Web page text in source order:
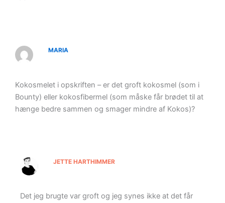
MARIA
Kokosmelet i opskriften – er det groft kokosmel (som i
Bounty) eller kokosfibermel (som måske får brødet til at
hænge bedre sammen og smager mindre af Kokos)?
JETTE HARTHIMMER
Det jeg brugte var groft og jeg synes ikke at det får